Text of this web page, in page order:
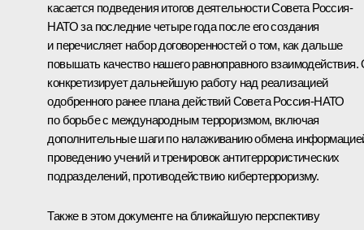
касается подведения итогов деятельности Совета Россия-
НАТО за последние четыре года после его создания
и перечисляет набор договоренностей о том, как дальше
повышать качество нашего равноправного взаимодействия.
конкретизирует дальнейшую работу над реализацией
одобренного ранее плана действий Совета Россия-НАТО
по борьбе с международным терроризмом, включая
дополнительные шаги по налаживанию обмена
проведению учений и тренировок антитеррористических
подразделений, противодействию кибертерроризму.
Также в этом документе на ближайшую перспективу